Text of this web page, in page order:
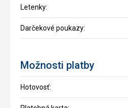
Letenky:
Darčekové poukazy:
Možnosti platby
Hotovosť: